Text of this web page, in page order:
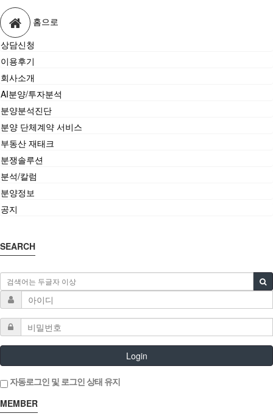
홈으로
상담신청
이용후기
회사소개
AI분양/투자분석
분양분석진단
분양 단체계약 서비스
부동산 재태크
분쟁솔루션
분석/칼럼
분양정보
공지
SEARCH
Login
자동로그인 및 로그인 상태 유지
MEMBER